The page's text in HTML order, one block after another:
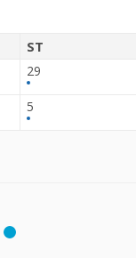
ST
29
5